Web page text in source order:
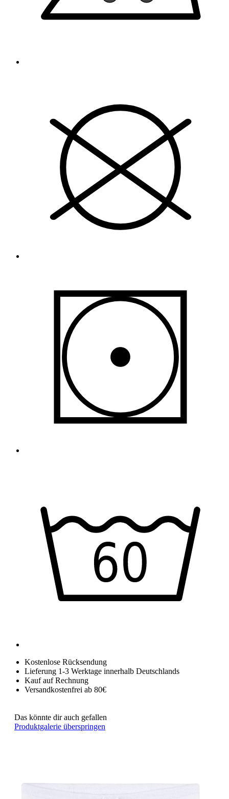
Kostenlose Rücksendung
Lieferung 1-3 Werktage innerhalb Deutschlands
Kauf auf Rechnung
Versandkostenfrei ab 80€
Das könnte dir auch gefallen
Produktgalerie überspringen